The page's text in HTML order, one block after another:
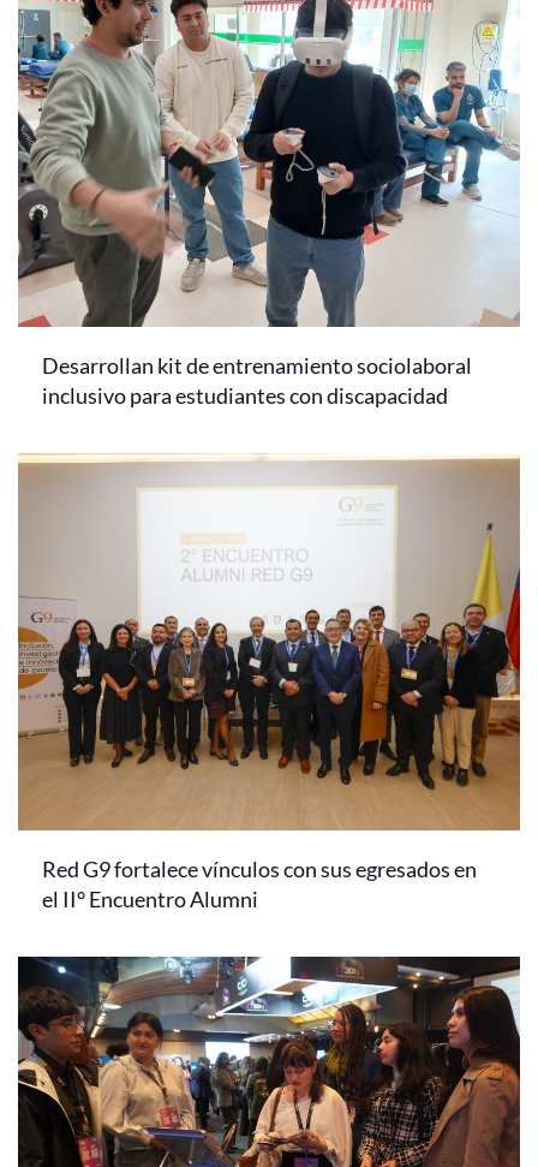
Desarrollan kit de entrenamiento sociolaboral
inclusivo para estudiantes con discapacidad
Red G9 fortalece vínculos con sus egresados en
el II° Encuentro Alumni